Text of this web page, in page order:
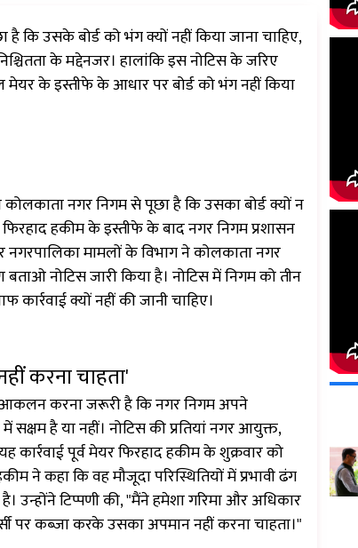
उसके बोर्ड को भंग क्यों नहीं किया जाना चाहिए,
के मद्देनजर। हालांकि इस नोटिस के जरिए
मेयर के इस्तीफे के आधार पर बोर्ड को भंग नहीं किया
नगर निगम से पूछा है कि उसका बोर्ड क्यों न
हकीम के इस्तीफे के बाद नगर निगम प्रशासन
नगरपालिका मामलों के विभाग ने कोलकाता नगर
नोटिस जारी किया है। नोटिस में निगम को तीन
क्यों नहीं की जानी चाहिए।
करना चाहता'
आकलन करना जरूरी है कि नगर निगम अपने
सक्षम है या नहीं। नोटिस की प्रतियां नगर आयुक्त,
पूर्व मेयर फिरहाद हकीम के शुक्रवार को
ने कहा कि वह मौजूदा परिस्थितियों में प्रभावी ढंग
टिप्पणी की, "मैंने हमेशा गरिमा और अधिकार
पर कब्जा करके उसका अपमान नहीं करना चाहता।"